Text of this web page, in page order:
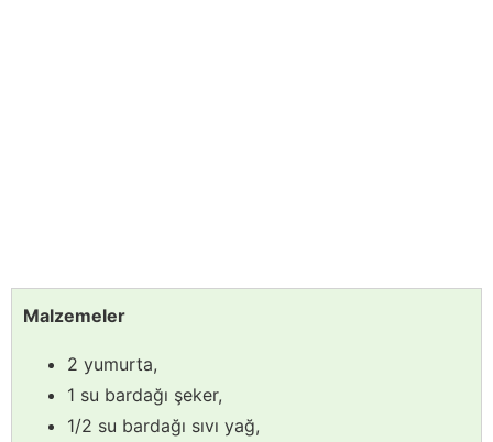
Malzemeler
2 yumurta,
1 su bardağı şeker,
1/2 su bardağı sıvı yağ,